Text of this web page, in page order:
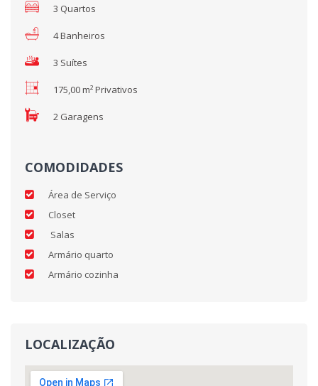
3 Quartos
4 Banheiros
3 Suítes
175,00 m² Privativos
2 Garagens
COMODIDADES
Área de Serviço
Closet
Salas
Armário quarto
Armário cozinha
LOCALIZAÇÃO